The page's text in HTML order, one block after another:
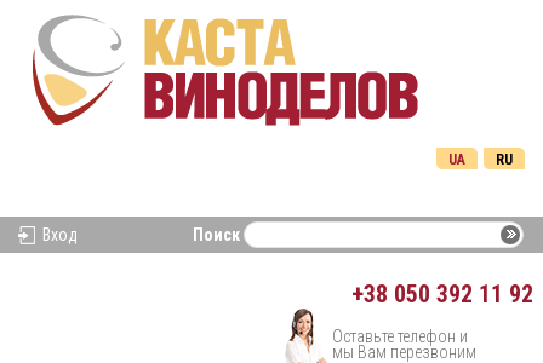
RU
UA
Вход Поиск
+38 050 392 11 92
Оставьте телефон и
мы Вам перезвоним